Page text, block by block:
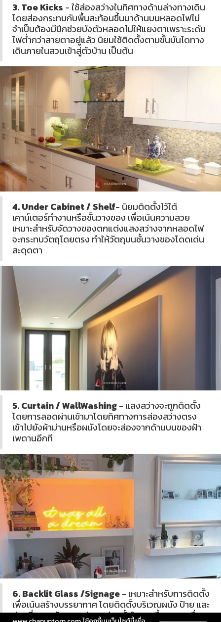
3. Toe Kicks - ใช้ส่องสว่างในทิศทางด้านล่างทางเดิน
โดยส่องกระทบกับพื้นสะท้อนขึ้นมาด้านบนหลอดไฟไม่
จำเป็นต้องมีปีกช่วยบังตัวหลอดไม่ให้แยงตาเพราะระดับ
ไฟต่ำกว่าสายตาอยู่แล้ว นิยมใช้ติดตั้งตามขั้นบันไดทาง
เดินภายในสวนเข้าสู่ตัวบ้าน เป็นต้น
4. Under Cabinet / Shelf- นิยมติดตั้งไว้ใต้
เคาน์เตอร์ทำงานหรือชั้นวางของ เพื่อเน้นความสวย
เหมาะสำหรับจัดวางของตกแต่งแสงสว่างจากหลอดไฟ
จะกระทบวัตถุโดยตรง ทำให้วัตถุบนชั้นวางของโดดเด่น
สะดุดตา
5. Curtain / WallWashing- แสงสว่างจะถูกติดตั้ง
โดยการลอดผ่านเข้ามาโดยทิศทางการส่องสว่างตรง
เข้าไปยังผ้าม่านหรือผนังโดยจะส่องจากด้านบนของฝ้า
เพดานอีกที
6. Backlit Glass /Signage- เหมาะสำหรับการติดตั้ง
เพื่อเน้นสร้างบรรยากาศ โดยติดตั้งบริเวณผนัง ป้าย และ
ช่องที่เจาะผนังแสงสว่างจะส่องทั้งในแนวขึ้นและลง ซึ่ง